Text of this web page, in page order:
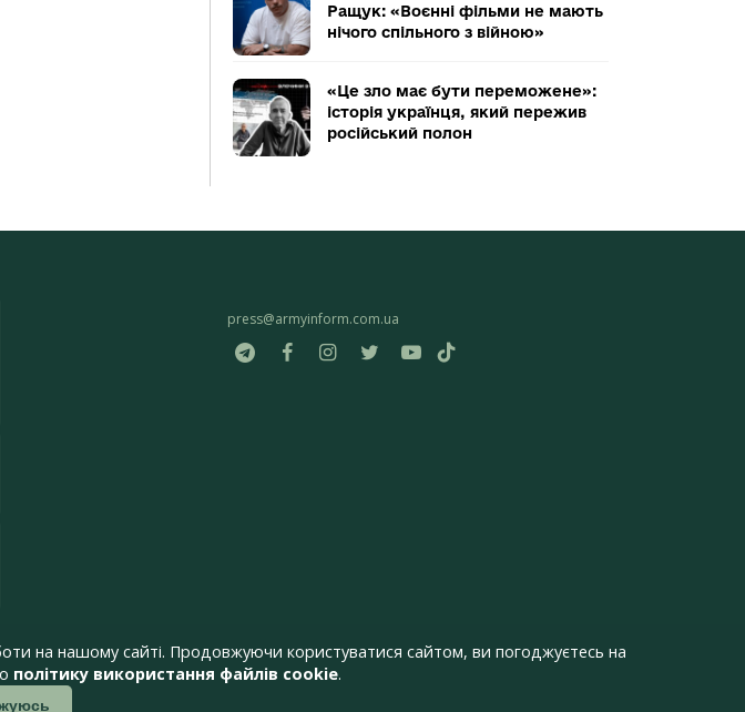
Ращук: «Воєнні фільми не мають
нічого спільного з війною»
«Це зло має бути переможене»:
історія українця, який пережив
російський полон
press@armyinform.com.ua
на нашому сайті. Продовжуючи користуватися сайтом, ви погоджуєтесь на
політику використання файлів cookie.